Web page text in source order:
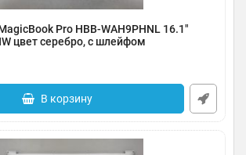
Pro HBB-WAH9PHNL 16.1"
цвет серебро, с шлейфом
В корзину